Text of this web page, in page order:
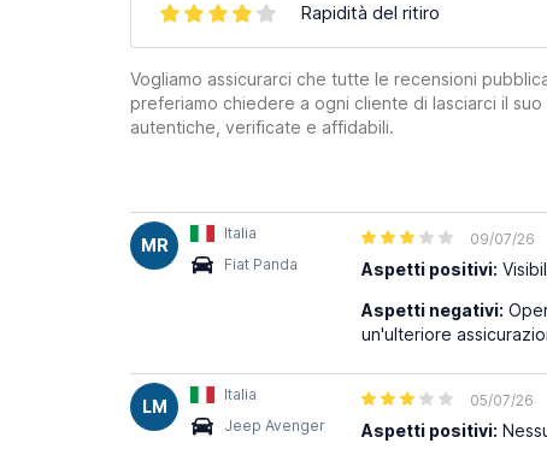
Rapidità del ritiro
Vogliamo assicurarci che tutte le recensioni
preferiamo chiedere a ogni cliente di lasciarci il
autentiche, verificate e affidabili.
MR
Italia
Fiat Panda
09/07/26
Aspetti positivi:
Aspetti negativi:
un'ulteriore
LM
Italia
Jeep Avenger
05/07/26
Aspetti positivi: